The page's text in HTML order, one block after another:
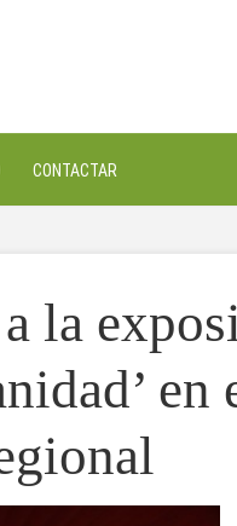
CONTACTAR
la
en